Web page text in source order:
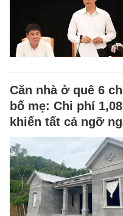
Căn nhà ở quê 6
bố mẹ: Chi phí
khiến tất cả ngỡ